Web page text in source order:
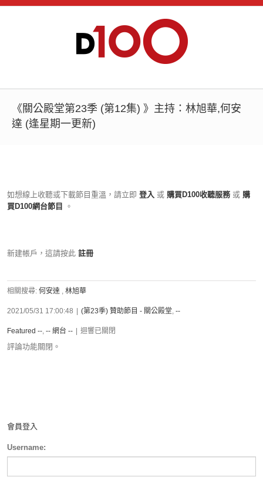
《關公殿堂第23季 (第12集) 》主持：林旭華,何安
達 (逢星期一更新)
如想線上收聽或下載節目重溫，請立即 登入 或 購買D100收聽服務 或 購
買D100網台節目
。
新建帳戶，這請按此 註冊
相關搜尋: 何安達 , 林旭華
2021/05/31 17:00:48 (第23季) 贊助節目 - 關公殿堂, --
Featured --, -- 網台 -- 迴響已關閉
評論功能關閉。
會員登入
Username: